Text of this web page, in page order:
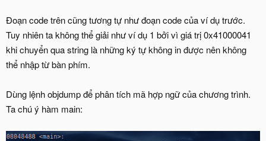
Đoạn code trên cũng tương tự như đoạn code của ví dụ trước.
Tuy nhiên ta không thể giải như ví dụ 1 bởi vì giá trị 0x41000041
khi chuyển qua string là những ký tự không in được nên không
thể nhập từ bàn phím.
Dùng lệnh objdump để phân tích mã hợp ngữ của chương trình.
Ta chú ý hàm main: